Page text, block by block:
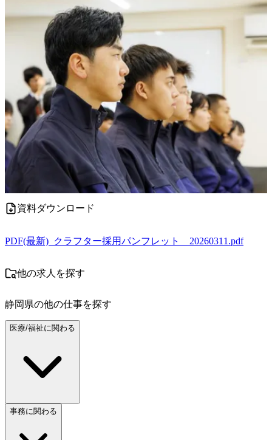
資料ダウンロード
PDF(最新)_クラフター採用パンフレット__20260311.pdf
他の求人を探す
静岡県の他の仕事を探す
医療/福祉に関わる
事務に関わる